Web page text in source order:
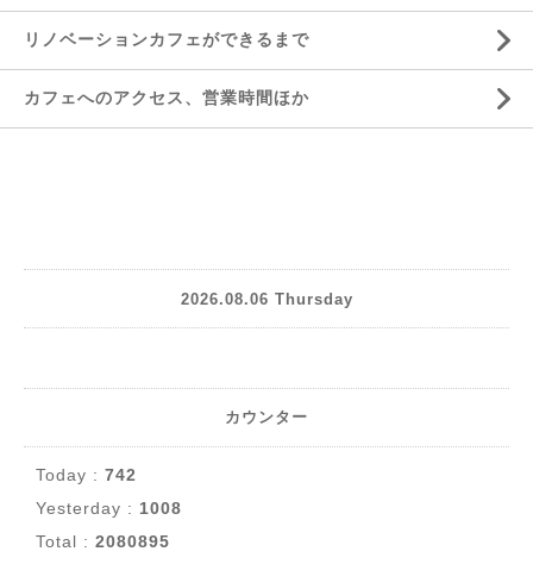
リノベーションカフェができるまで
カフェへのアクセス、営業時間ほか
2026.08.06 Thursday
カウンター
Today : 742
Yesterday : 1008
Total : 2080895